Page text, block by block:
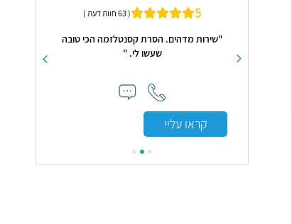
סבלני הכל
טיפל ואיבחן
5 ( 63 חוות דעת )
"שירות מדהים. הסרת קסנטלזמה הכי טובה
שעשו לי. "
קראו עליי
מציע גם